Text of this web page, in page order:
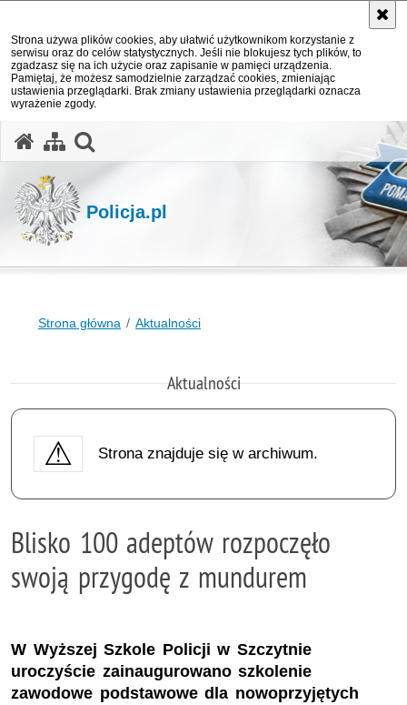
Strona używa plików cookies, aby ułatwić użytkownikom korzystanie z
serwisu oraz do celów statystycznych. Jeśli nie blokujesz tych plików, to
zgadzasz się na ich użycie oraz zapisanie w pamięci urządzenia.
Pamiętaj, że możesz samodzielnie zarządzać cookies, zmieniając
ustawienia przeglądarki. Brak zmiany ustawienia przeglądarki oznacza
wyrażenie zgody.
Policja.pl
Strona główna Aktualności
Aktualności
Strona znajduje się w archiwum.
Blisko 100 adeptów rozpoczęło
swoją przygodę z mundurem
W Wyższej Szkole Policji w Szczytnie
uroczyście zainaugurowano szkolenie
zawodowe podstawowe dla nowoprzyjętych